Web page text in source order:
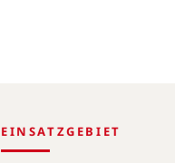
EINSATZGEBIET